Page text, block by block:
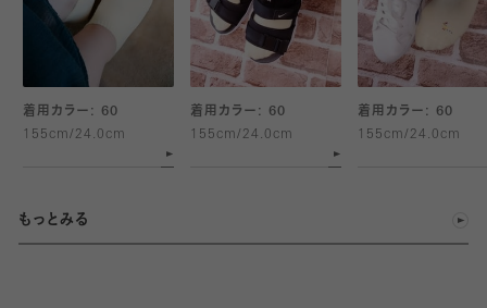
着用カラー: 60
155cm/24.0cm
着用カラー: 60
155cm/24.0cm
着用カラー: 60
155cm/24.0cm
もっとみる